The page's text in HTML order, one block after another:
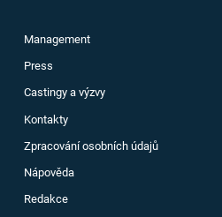
Management
Press
Castingy a výzvy
Kontakty
Zpracování osobních údajů
Nápověda
Redakce